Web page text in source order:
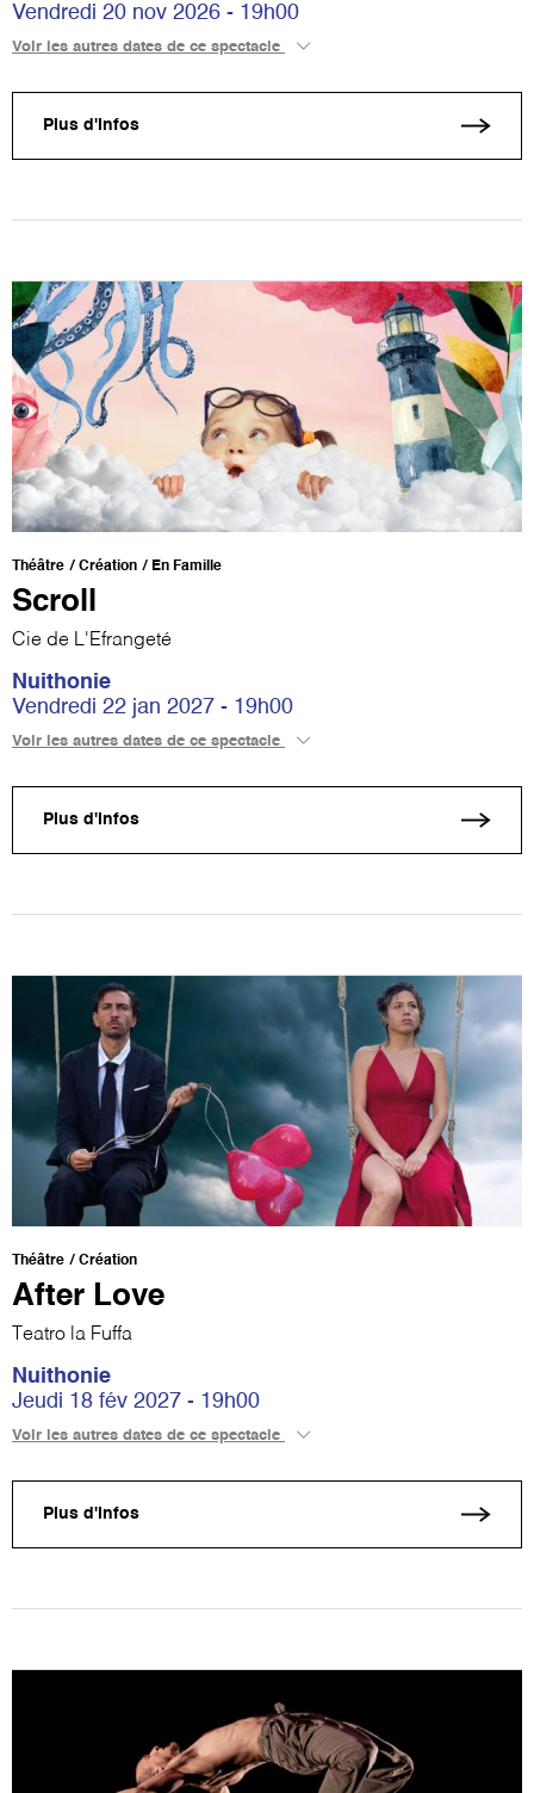
Vendredi 20 nov 2026 - 19h00
Voir les autres dates de ce spectacle
Plus d'infos
Théâtre Création En Famille
Scroll
Cie de L'Efrangeté
Nuithonie
Vendredi 22 jan 2027 - 19h00
Voir les autres dates de ce spectacle
Plus d'infos
Théâtre Création
After Love
Teatro la Fuffa
Nuithonie
Jeudi 18 fév 2027 - 19h00
Voir les autres dates de ce spectacle
Plus d'infos